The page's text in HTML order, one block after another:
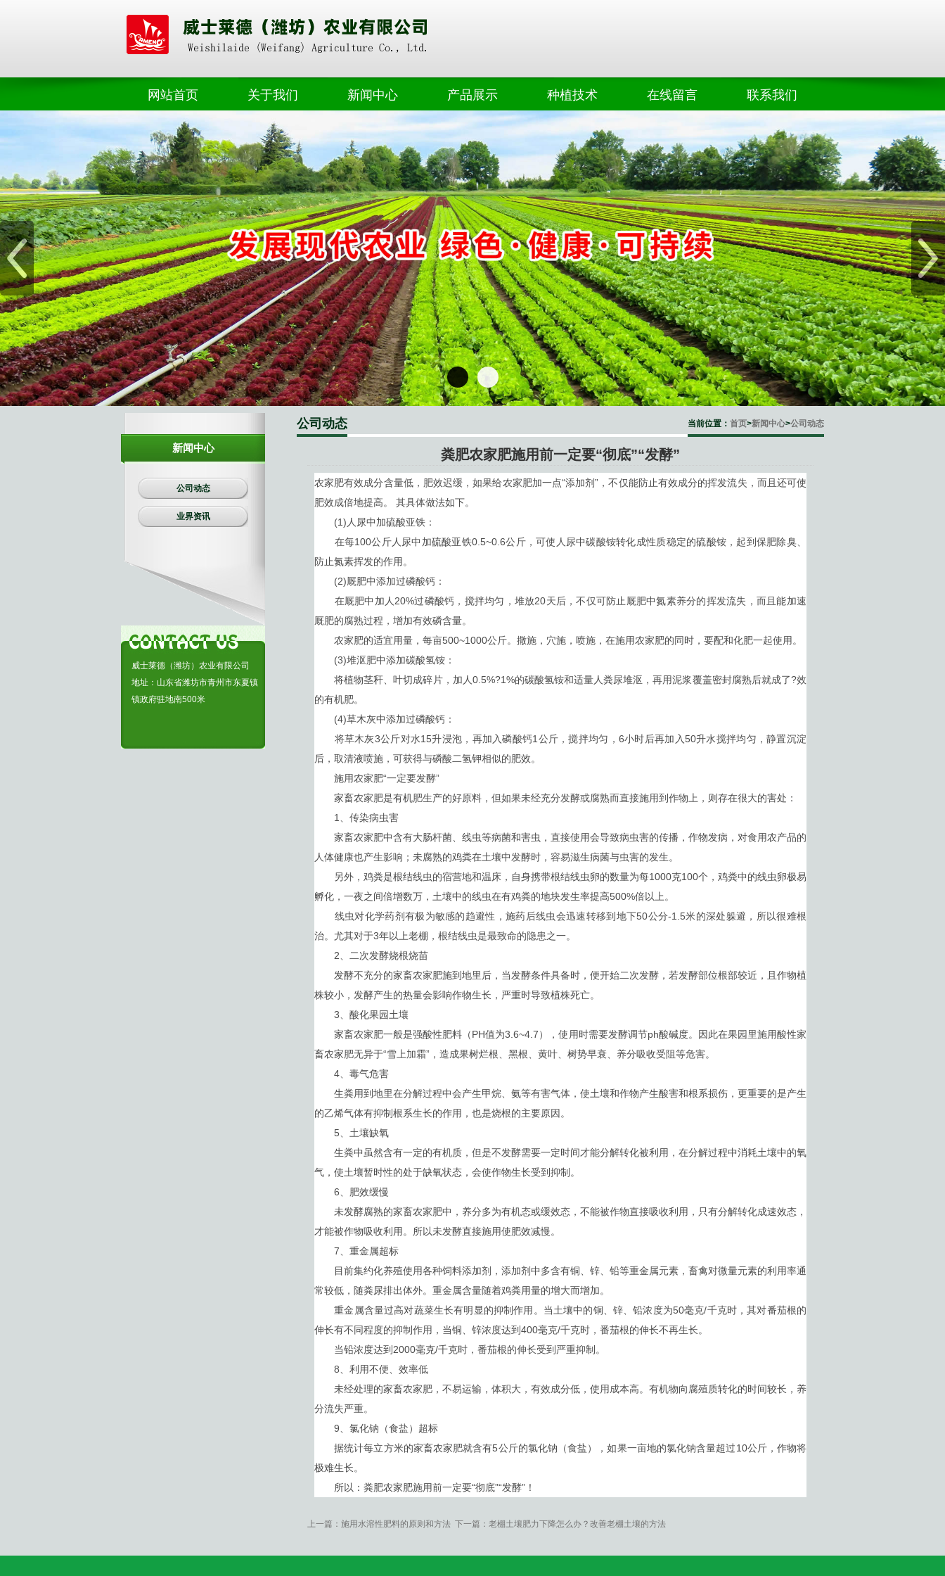
网站首页 关于我们 新闻中心 产品展示 种植技术 在线留言 联系我们
公司动态
奥朴赛掺混
奥朴赛菌剂
奥朴赛硝硫基
奥朴赛转鼓
水溶肥料
微生物肥
生物有机肥
复合肥料
新闻中心
公司动态
业界资讯
威士莱德（潍坊）农业有限公司
地址：山东省潍坊市青州市东夏镇
镇政府驻地南500米
当前位置： 首页>新闻中心>公司动态
公司动态
粪肥农家肥施用前一定要“彻底”“发酵”
农家肥有效成分含量低，肥效迟缓，如果给农家肥加一点“添加剂”，不仅能防止有效成分的挥发流失，而且还可使
肥效成倍地提高。 其具体做法如下。
(1)人尿中加硫酸亚铁：
在每100公斤人尿中加硫酸亚铁0.5~0.6公斤，可使人尿中碳酸铵转化成性质稳定的硫酸铵，起到保肥除臭、
防止氮素挥发的作用。
(2)厩肥中添加过磷酸钙：
在厩肥中加人20%过磷酸钙，搅拌均匀，堆放20天后，不仅可防止厩肥中氮素养分的挥发流失，而且能加速
厩肥的腐熟过程，增加有效磷含量。
农家肥的适宜用量，每亩500~1000公斤。撒施，穴施，喷施，在施用农家肥的同时，要配和化肥一起使用。
(3)堆沤肥中添加碳酸氢铵：
将植物茎秆、叶切成碎片，加人0.5%?1%的碳酸氢铵和适量人粪尿堆沤，再用泥浆覆盖密封腐熟后就成了?效
的有机肥。
(4)草木灰中添加过磷酸钙：
将草木灰3公斤对水15升浸泡，再加入磷酸钙1公斤，搅拌均匀，6小时后再加入50升水搅拌均匀，静置沉淀
后，取清液喷施，可获得与磷酸二氢钾相似的肥效。
施用农家肥“一定要发酵”
家畜农家肥是有机肥生产的好原料，但如果未经充分发酵或腐熟而直接施用到作物上，则存在很大的害处：
1、传染病虫害
家畜农家肥中含有大肠杆菌、线虫等病菌和害虫，直接使用会导致病虫害的传播，作物发病，对食用农产品的
人体健康也产生影响；未腐熟的鸡粪在土壤中发酵时，容易滋生病菌与虫害的发生。
另外，鸡粪是根结线虫的宿营地和温床，自身携带根结线虫卵的数量为每1000克100个，鸡粪中的线虫卵极易
孵化，一夜之间倍增数万，土壤中的线虫在有鸡粪的地块发生率提高500%倍以上。
线虫对化学药剂有极为敏感的趋避性，施药后线虫会迅速转移到地下50公分-1.5米的深处躲避，所以很难根
治。尤其对于3年以上老棚，根结线虫是最致命的隐患之一。
2、二次发酵烧根烧苗
发酵不充分的家畜农家肥施到地里后，当发酵条件具备时，便开始二次发酵，若发酵部位根部较近，且作物植
株较小，发酵产生的热量会影响作物生长，严重时导致植株死亡。
3、酸化果园土壤
家畜农家肥一般是强酸性肥料（PH值为3.6~4.7），使用时需要发酵调节ph酸碱度。因此在果园里施用酸性家
畜农家肥无异于“雪上加霜”，造成果树烂根、黑根、黄叶、树势早衰、养分吸收受阻等危害。
4、毒气危害
生粪用到地里在分解过程中会产生甲烷、氨等有害气体，使土壤和作物产生酸害和根系损伤，更重要的是产生
的乙烯气体有抑制根系生长的作用，也是烧根的主要原因。
5、土壤缺氧
生粪中虽然含有一定的有机质，但是不发酵需要一定时间才能分解转化被利用，在分解过程中消耗土壤中的氧
气，使土壤暂时性的处于缺氧状态，会使作物生长受到抑制。
6、肥效缓慢
未发酵腐熟的家畜农家肥中，养分多为有机态或缓效态，不能被作物直接吸收利用，只有分解转化成速效态，
才能被作物吸收利用。所以未发酵直接施用使肥效减慢。
7、重金属超标
目前集约化养殖使用各种饲料添加剂，添加剂中多含有铜、锌、铅等重金属元素，畜禽对微量元素的利用率通
常较低，随粪尿排出体外。重金属含量随着鸡粪用量的增大而增加。
重金属含量过高对蔬菜生长有明显的抑制作用。当土壤中的铜、锌、铅浓度为50毫克/千克时，其对番茄根的
伸长有不同程度的抑制作用，当铜、锌浓度达到400毫克/千克时，番茄根的伸长不再生长。
当铅浓度达到2000毫克/千克时，番茄根的伸长受到严重抑制。
8、利用不便、效率低
未经处理的家畜农家肥，不易运输，体积大，有效成分低，使用成本高。有机物向腐殖质转化的时间较长，养
分流失严重。
9、氯化钠（食盐）超标
据统计每立方米的家畜农家肥就含有5公斤的氯化钠（食盐），如果一亩地的氯化钠含量超过10公斤，作物将
极难生长。
所以：粪肥农家肥施用前一定要“彻底”“发酵”！
上一篇： 施用水溶性肥料的原则和方法 下一篇： 老棚土壤肥力下降怎么办？改善老棚土壤的方法